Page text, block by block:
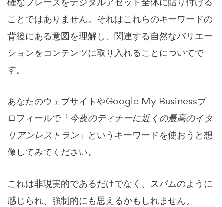
ことではありません。それはこれらのキーワードの
背後にある意図を理解し、関連する自然なバリエー
ションをコンテンツに取り入れることについてで
す。
あなたのウェブサイトやGoogle My Businessプ
ロフィールで「今夜のディナーに近くの最高のイタ
リアンレストラン」というキーワードを使おうと想
像してみてください。
これは非現実的であるだけでなく、スパムのように
感じられ、強制的にも思えるかもしれません。